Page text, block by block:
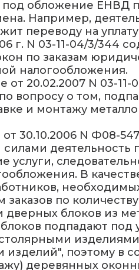
обложение ЕНВД
Например,
переводу на
г. N 03-11-04/3/344
по заказам
налогообложения.
20.02.2007 N 03-11-
вопросу о том,
и монтажу
30.10.2006 N Ф08-
услуги,
В
по
блоков из
подпадают под
поэтому в
деревянных